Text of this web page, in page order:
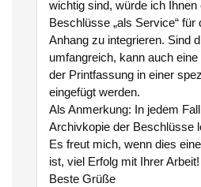
wichtig sind, würde ich Ihnen
Beschlüsse „als Service“ für
Anhang zu integrieren. Sind
umfangreich, kann auch
der Printfassung in einer
eingefügt werden.
Als Anmerkung: In jedem
Archivkopie der Beschlüsse
Es freut mich, wenn dies
ist, viel Erfolg mit Ihrer Arbeit!
Beste Grüße